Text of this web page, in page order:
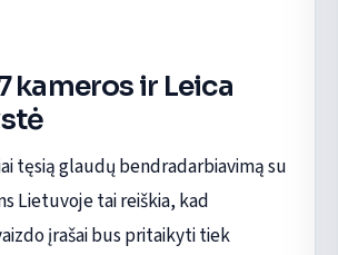
kameros ir Leica
tęsią glaudų bendradarbiavimą su
Lietuvoje tai reiškia, kad
įrašai bus pritaikyti tiek